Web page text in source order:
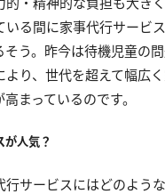
いる間に家事代行サービ
そう。昨今は待機児童の
より、世代を超えて幅広
まっているのです。
人気？
行サービスにはどのよう